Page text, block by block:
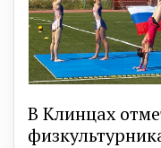
В Клинцах